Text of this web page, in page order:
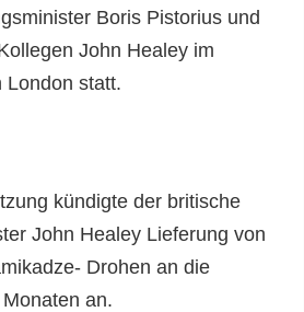
Boris Pistorius und
John Healey im
London statt.
kündigte der britische
John Healey Lieferung von
Drohen an die
an.